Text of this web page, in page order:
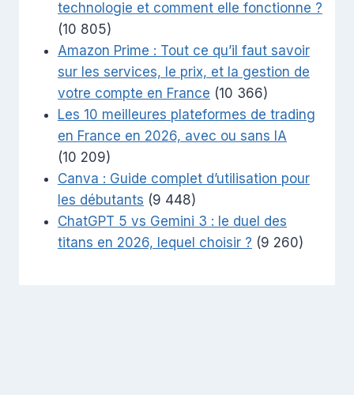
technologie et comment elle fonctionne ?
(10 805)
Amazon Prime : Tout ce qu’il faut savoir
sur les services, le prix, et la gestion de
votre compte en France (10 366)
Les 10 meilleures plateformes de trading
en France en 2026, avec ou sans IA
(10 209)
Canva : Guide complet d’utilisation pour
les débutants (9 448)
ChatGPT 5 vs Gemini 3 : le duel des
titans en 2026, lequel choisir ? (9 260)